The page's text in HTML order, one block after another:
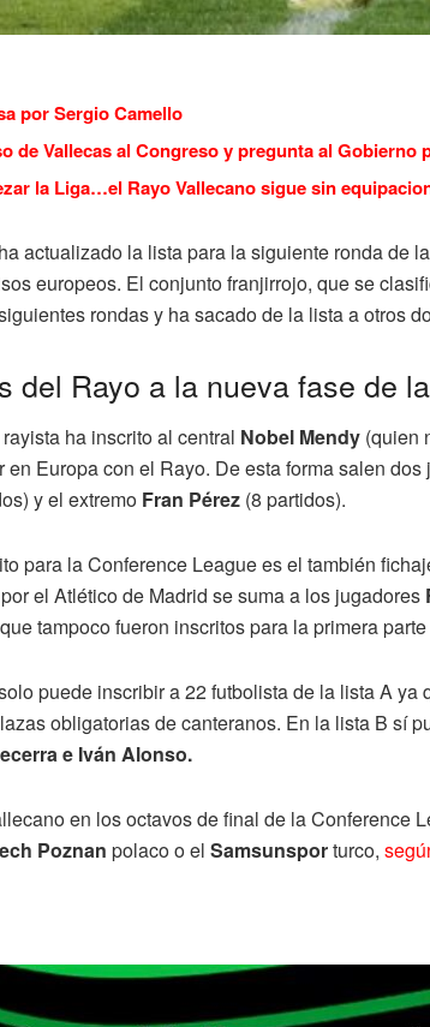
por Sergio Camello
de Vallecas al Congreso y pregunta al Gobierno
la Liga…el Rayo Vallecano sigue sin
ha actualizado la lista para la siguiente ronda de la
europeos. El conjunto franjirrojo, que se
rondas y ha sacado de la lista a otros
del Rayo a la nueva fase de
ha inscrito al central Nobel Mendy (quien
Europa con el Rayo. De esta forma salen
y el extremo Fran Pérez (8 partidos).
para la Conference League es el también
el Atlético de Madrid se suma a los jugadores
tampoco fueron inscritos para la primera
puede inscribir a 22 futbolista de la lista A
obligatorias de canteranos. En la lista B sí
e Iván Alonso.
en los octavos de final de la Conference
Poznan polaco o el Samsunsporturco,